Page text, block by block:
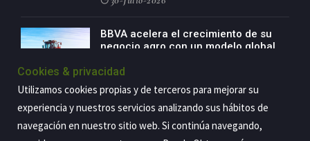
BBVA acelera el crecimiento de su
negocio agro con un modelo global
países
29-Julio-2026
Cookies & privacidad
Utilizamos cookies propias y de terceros para mejorar su
experiencia y nuestros servicios analizando sus hábitos de
navegación en nuestro sitio web. Si continúa navegando,